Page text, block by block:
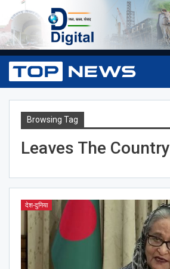
Browsing Tag
Leaves The Country
देश-दुनिया